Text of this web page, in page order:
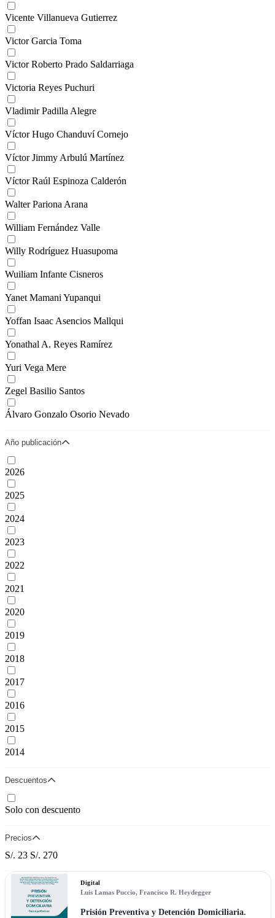
Vicente Villanueva Gutierrez
Victor Garcia Toma
Victor Roberto Prado Saldarriaga
Victoria Reyes Puchuri
Vladimir Padilla Alegre
Víctor Hugo Chanduví Cornejo
Víctor Jimmy Arbulú Martínez
Víctor Raúl Espinoza Calderón
Walter Pariona Arana
William Fernández Valle
Willy Rodríguez Huasupoma
Wuiliam Infante Cisneros
Yanet Mamani Yupanqui
Yoffan Isaac Asencios Mallqui
Yonathal A. Reyes Ramírez
Yuri Vega Mere
Zegel Basilio Santos
Álvaro Gonzalo Osorio Nevado
Año publicación
2026
2025
2024
2023
2022
2021
2020
2019
2018
2017
2016
2015
2014
Descuentos
Solo con descuento
Precios
S/. 23 S/. 270
Digital
Prisión Preventiva y Detención Domiciliaria.
Luis Lamas Puccio, Francisco R. Heydegger